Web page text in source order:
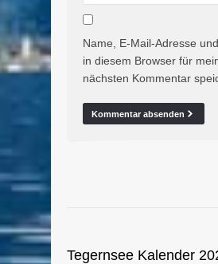
Name, E-Mail-Adresse
in diesem Browser für
nächsten Kommentar
Tegernsee Kalender